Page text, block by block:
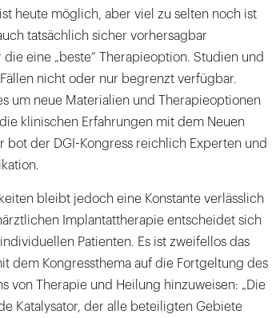
heute möglich, aber viel zu selten noch ist
tatsächlich sicher vorhersagbar
eine „beste“ Therapie­option. Studien und
nicht oder nur begrenzt verfügbar.
um neue Materialien und Therapieoptionen
klinischen Erfahrungen mit dem Neuen
der DGI-Kongress reichlich Experten und
bleibt jedoch eine Konstante verlässlich
Implantattherapie entscheidet sich
Patienten. Es ist zweifellos das
dem Kongressthema auf die Fortgeltung des
von Therapie und Heilung hinzuweisen: „Die
Katalysator, der alle beteiligten Gebiete